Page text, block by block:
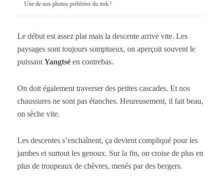
Une de nos photos préférées du trek !
Le début est assez plat mais la descente arrive vite. Les
paysages sont toujours somptueux, on aperçoit souvent le
puissant Yangtsé en contrebas.
On doit également traverser des petites cascades. Et nos
chaussures ne sont pas étanches. Heureusement, il fait beau,
on sèche vite.
Les descentes s’enchaînent, ça devient compliqué pour les
jambes et surtout les genoux. Sur la fin, on croise de plus en
plus de troupeaux de chèvres, menés par des bergers.